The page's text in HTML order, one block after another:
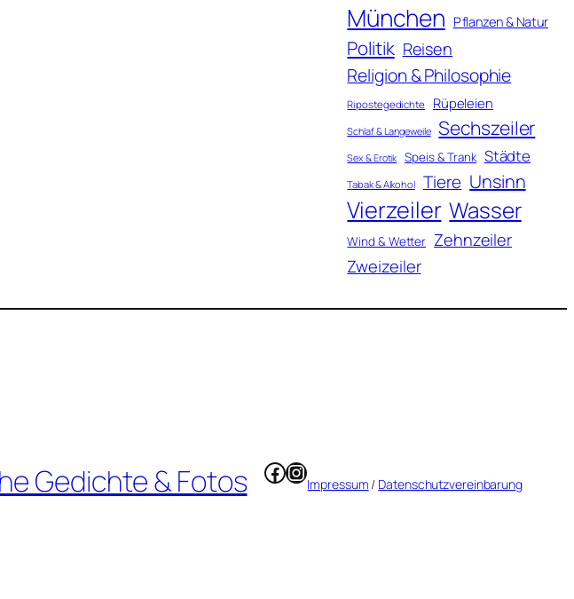
München Pflanzen & Natur
Politik Reisen
Religion & Philosophie
Ripostegedichte Rüpeleien
Schlaf & Langeweile Sechszeiler
Sex & Erotik Speis & Trank Städte
Tabak & Alkohol Tiere Unsinn
Vierzeiler Wasser
Wind & Wetter Zehnzeiler
Zweizeiler
Gedichte & Fotos Facebook
Instagram
Impressum / Datenschutzvereinbarung